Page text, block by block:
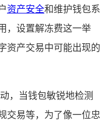
资产安全和维护钱包系
，设置解冻费这一举
资产交易中可能出现的
，当钱包敏锐地检测
交易等，为了像一位忠